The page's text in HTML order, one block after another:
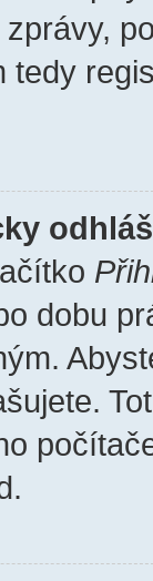
tedy
dobu